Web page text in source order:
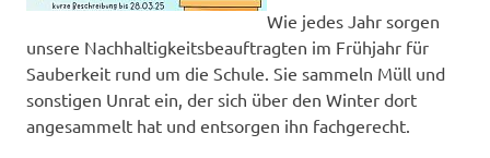
Wie jedes Jahr sorgen
unsere Nachhaltigkeitsbeauftragten im Frühjahr für
Sauberkeit rund um die Schule. Sie sammeln Müll und
sonstigen Unrat ein, der sich über den Winter dort
angesammelt hat und entsorgen ihn fachgerecht.